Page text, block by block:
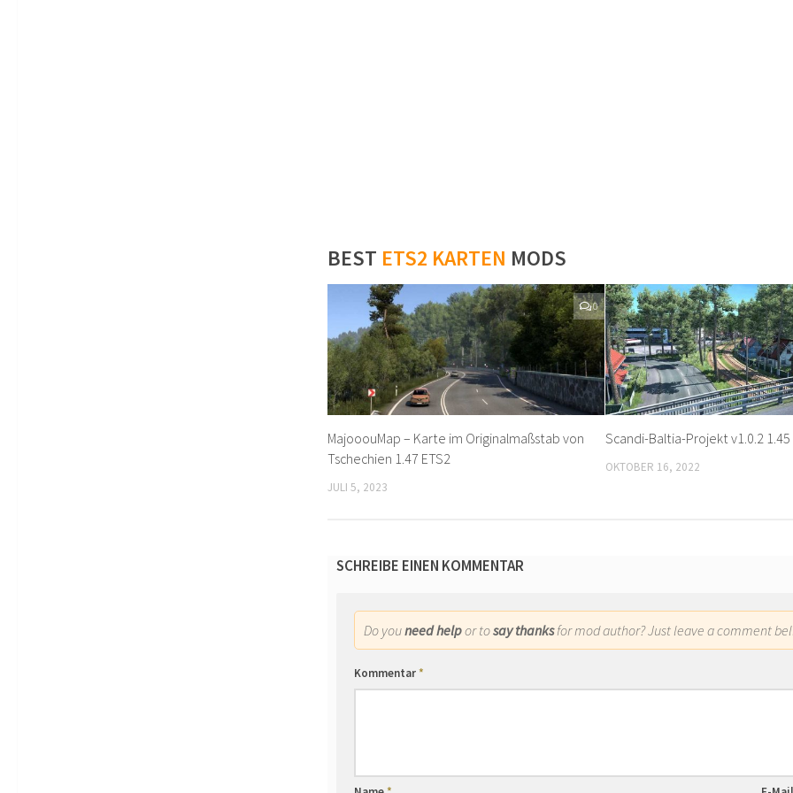
BEST ETS2 KARTEN MODS
0
MajooouMap – Karte im Originalmaßstab von
Tschechien 1.47 ETS2
JULI 5, 2023
Scandi-Baltia-Projekt v1.0.2 1.45
OKTOBER 16, 2022
SCHREIBE EINEN KOMMENTAR
Do youneed helpor tosay thanksfor mod author? Just leave a comment
Kommentar*